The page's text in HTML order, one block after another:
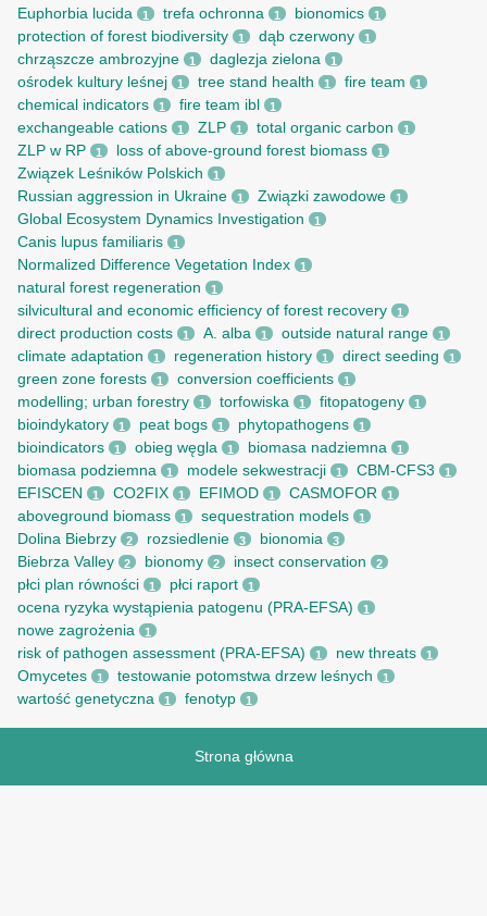
Euphorbia lucida 1 trefa ochronna 1 bionomics 1
protection of forest biodiversity 1 dąb czerwony 1
chrząszcze ambrozyjne 1 daglezja zielona 1
ośrodek kultury leśnej 1 tree stand health 1 fire team 1
chemical indicators 1 fire team ibl 1
exchangeable cations 1 ZLP 1 total organic carbon 1
ZLP w RP 1 loss of above-ground forest biomass 1
Związek Leśników Polskich 1
Russian aggression in Ukraine 1 Związki zawodowe 1
Global Ecosystem Dynamics Investigation 1
Canis lupus familiaris 1
Normalized Difference Vegetation Index 1
natural forest regeneration 1
silvicultural and economic efficiency of forest recovery 1
direct production costs 1 A. alba 1 outside natural range 1
climate adaptation 1 regeneration history 1 direct seeding 1
green zone forests 1 conversion coefficients 1
modelling; urban forestry 1 torfowiska 1 fitopatogeny 1
bioindykatory 1 peat bogs 1 phytopathogens 1
bioindicators 1 obieg węgla 1 biomasa nadziemna 1
biomasa podziemna 1 modele sekwestracji 1 CBM-CFS3 1
EFISCEN 1 CO2FIX 1 EFIMOD 1 CASMOFOR 1
aboveground biomass 1 sequestration models 1
Dolina Biebrzy 2 rozsiedlenie 3 bionomia 3
Biebrza Valley 2 bionomy 2 insect conservation 2
płci plan równości 1 płci raport 1
ocena ryzyka wystąpienia patogenu (PRA-EFSA) 1
nowe zagrożenia 1
risk of pathogen assessment (PRA-EFSA) 1 new threats 1
Omycetes 1 testowanie potomstwa drzew leśnych 1
wartość genetyczna 1 fenotyp 1
Strona główna